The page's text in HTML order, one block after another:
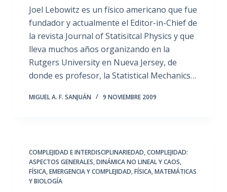
Joel Lebowitz es un físico americano que fue
fundador y actualmente el Editor-in-Chief de
la revista Journal of Statisitcal Physics y que
lleva muchos años organizando en la
Rutgers University en Nueva Jersey, de
donde es profesor, la Statistical Mechanics…
MIGUEL A. F. SANJUÁN 9 NOVIEMBRE 2009
COMPLEJIDAD E INTERDISCIPLINARIEDAD,COMPLEJIDAD:
ASPECTOS GENERALES,DINÁMICA NO LINEAL Y CAOS,
FÍSICA, EMERGENCIA Y COMPLEJIDAD,FÍSICA, MATEMÁTICAS
Y BIOLOGÍA